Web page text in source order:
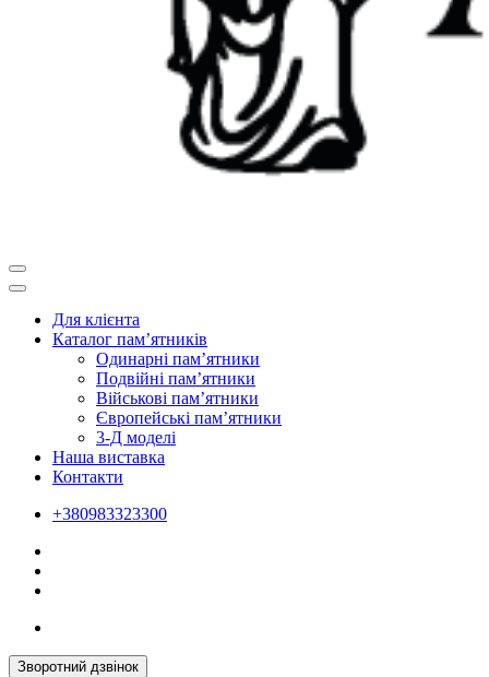
Для клієнта
Каталог пам’ятників
Одинарні пам’ятники
Подвійні пам’ятники
Військові пам’ятники
Європейські пам’ятники
3-Д моделі
Наша виставка
Контакти
+380983323300
Зворотний дзвінок